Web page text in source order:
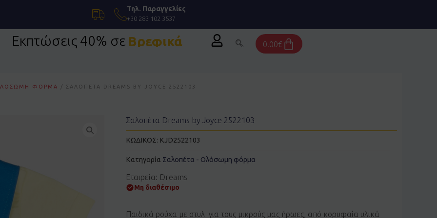
Τηλ. Παραγγελίες
+30 283 102 3537
Εκπτώσεις 40% σε Βρεφικά 0.00€Cart
ΦΌΡΜΑ / ΣΑΛΟΠΈΤΑ DREAMS BY JOYCE 2522103
Σαλοπέτα Dreams by Joyce 2522103
ΚΩΔΙΚΟΣ: KJD2522103
Κατηγορία Σαλοπέτα - Ολόσωμη φόρμα
Εταιρεία: Dreams
Μη διαθέσιμο
Παιδικά ρούχα με στυλ για τους μικρούς μας ήρωες, από κορυφαία υλικά